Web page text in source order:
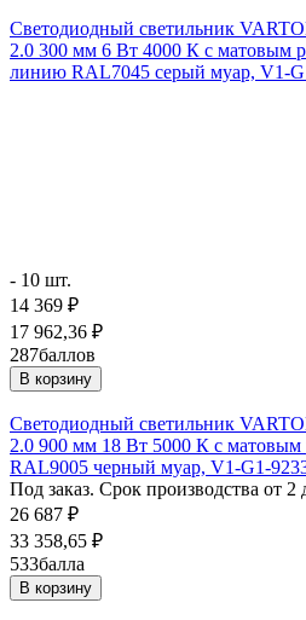
Светодиодный светильник
2.0 300 мм 6 Вт 4000 К с матовым
линию RAL7045 серый муар, V1-
- 10 шт.
14 369 ₽
17 962,36 ₽
287баллов
В корзину
Светодиодный светильник
2.0 900 мм 18 Вт 5000 К с матовым
RAL9005 черный муар, V1-G1-
Под заказ. Срок производства от 2
26 687 ₽
33 358,65 ₽
533балла
В корзину